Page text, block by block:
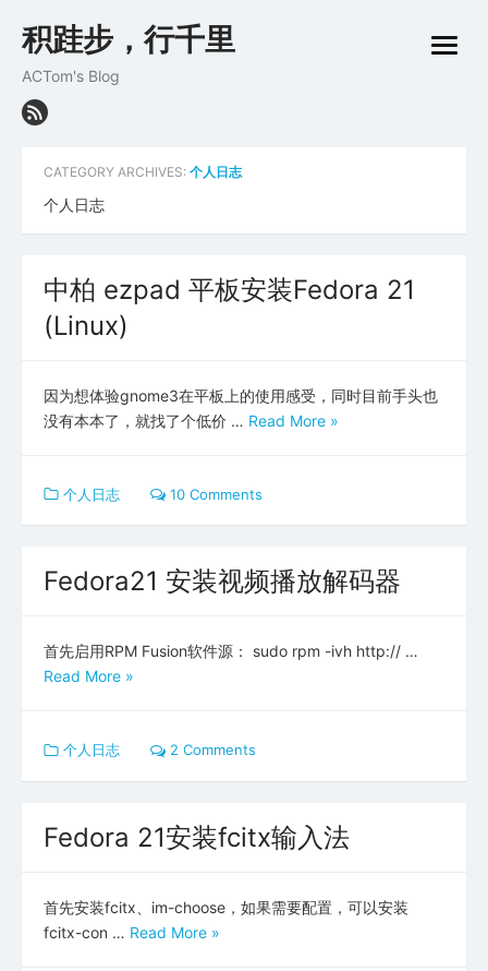
to
积跬步，行千里
ACTom's Blog
open
CATEGORY ARCHIVES: 个人日志
个人日志
中柏 ezpad 平板安装Fedora 21
(Linux)
因为想体验gnome3在平板上的使用感受，同时目前手头也
没有本本了，就找了个低价 … Read More »
个人日志 10 Comments
Fedora21 安装视频播放解码器
首先启用RPM Fusion软件源： sudo rpm -ivh http:// …
Read More »
个人日志 2 Comments
Fedora 21安装fcitx输入法
首先安装fcitx、im-choose，如果需要配置，可以安装
fcitx-con … Read More »